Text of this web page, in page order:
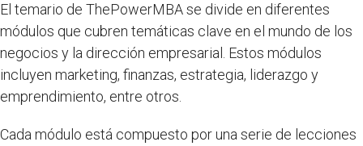
El temario de ThePowerMBA se divide en diferentes
módulos que cubren temáticas clave en el mundo de los
negocios y la dirección empresarial. Estos módulos
incluyen marketing, finanzas, estrategia, liderazgo y
emprendimiento, entre otros.
Cada módulo está compuesto por una serie de lecciones